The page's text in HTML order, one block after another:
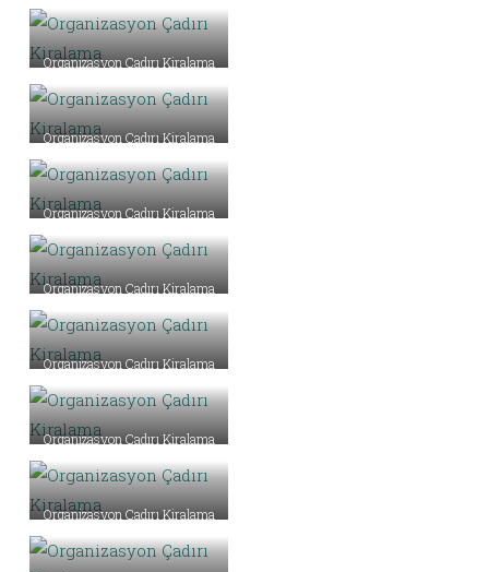
Organizasyon Çadırı Kiralama
Organizasyon Çadırı Kiralama
Organizasyon Çadırı Kiralama
Organizasyon Çadırı Kiralama
Organizasyon Çadırı Kiralama
Organizasyon Çadırı Kiralama
Organizasyon Çadırı Kiralama